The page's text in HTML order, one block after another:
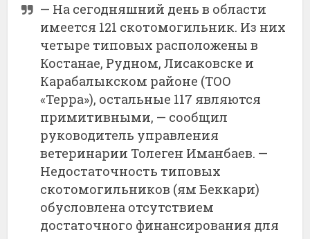
— На сегодняшний деньв области
имеется 121 скотомогильник. Из них
четыре типовых расположеныв
Костанае, Рудном,Лисаковске и
Карабалыкском районе (ТОО
«Терра»), остальные 117 являются
примитивными, — сообщил
руководитель управления
ветеринарии Толеген Иманбаев. —
Недостаточность типовых
скотомогильников (ямБеккари)
обусловлена отсутствием
достаточного финансирования для